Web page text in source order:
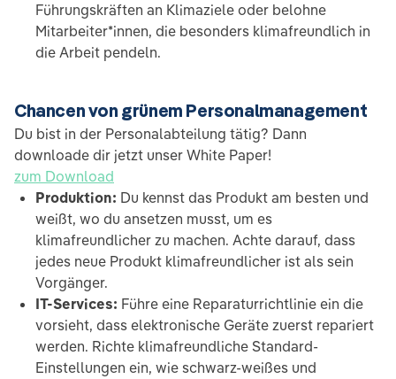
Führungskräften an Klimaziele oder belohne
Mitarbeiter*innen, die besonders klimafreundlich in
die Arbeit pendeln.
Chancen von grünem Personalmanagement
Du bist in der Personalabteilung tätig? Dann
downloade dir jetzt unser White Paper!
zum Download
Produktion: Du kennst das Produkt am besten und
weißt, wo du ansetzen musst, um es
klimafreundlicher zu machen. Achte darauf, dass
jedes neue Produkt klimafreundlicher ist als sein
Vorgänger.
IT-Services: Führe eine Reparaturrichtlinie ein die
vorsieht, dass elektronische Geräte zuerst repariert
werden. Richte klimafreundliche Standard-
Einstellungen ein, wie schwarz-weißes und